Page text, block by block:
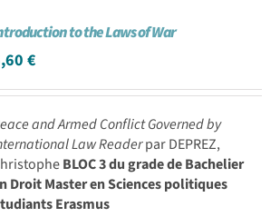
to the Laws of War
€
and Armed Conflict Governed by
Law Readerpar DEPREZ,
BLOC 3 du grade de Bachelier
Droit Master en Sciences politiques
Erasmus